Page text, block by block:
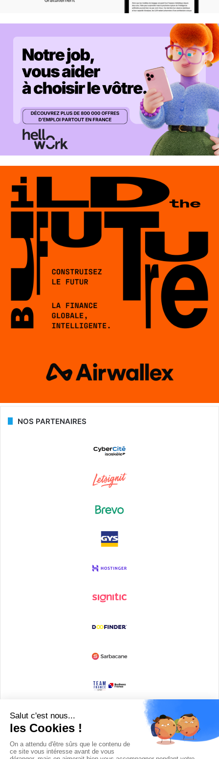
NOS PARTENAIRES
Devenir partenaire